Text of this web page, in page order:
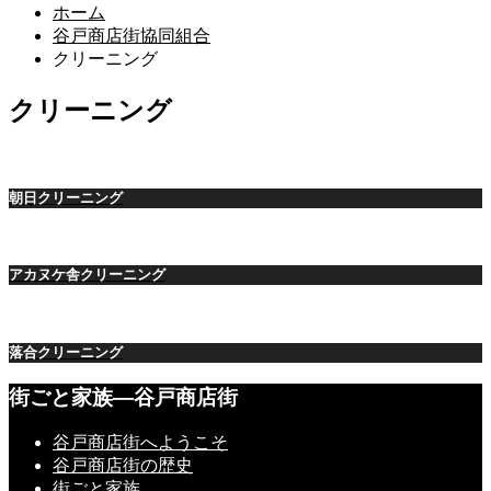
ホーム
谷戸商店街協同組合
クリーニング
クリーニング
朝日クリーニング
アカヌケ舎クリーニング
落合クリーニング
街ごと家族―谷戸商店街
谷戸商店街へようこそ
谷戸商店街の歴史